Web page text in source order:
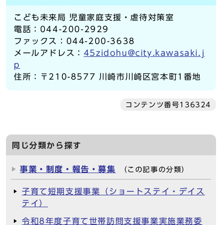
こども未来局 児童家庭支援・虐待対策室
電話：044-200-2929
ファックス：044-200-3638
メールアドレス： 45zidohu@city.kawasaki.j
p
住所：〒210-8577 川崎市川崎区宮本町1番地
コンテンツ番号136324
同じ分類から探す
事業・制度・報告・募集 （この記事の分類）
子育て短期支援事業（ショートステイ・デイス
テイ）
令和8年度子育て世帯訪問支援事業実施業務委